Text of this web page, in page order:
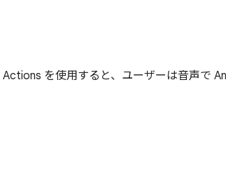
を使用すると、ユーザーは音声で